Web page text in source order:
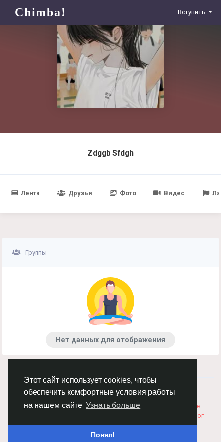
Этот сайт использует cookies, чтобы
обеспечить комфортные условия работы
на нашем сайте Узнать больше
Понял!
Chimba! Вступить
Zdggb Sfdgh
Лента Друзья Фото Видео
Группы
Нет данных для отображения
© 2026 Chimba!
Русский
Правила размещения и покупки товаров
Как добавить
вакансию
Правила размещения статей
Соглашение
Каталог